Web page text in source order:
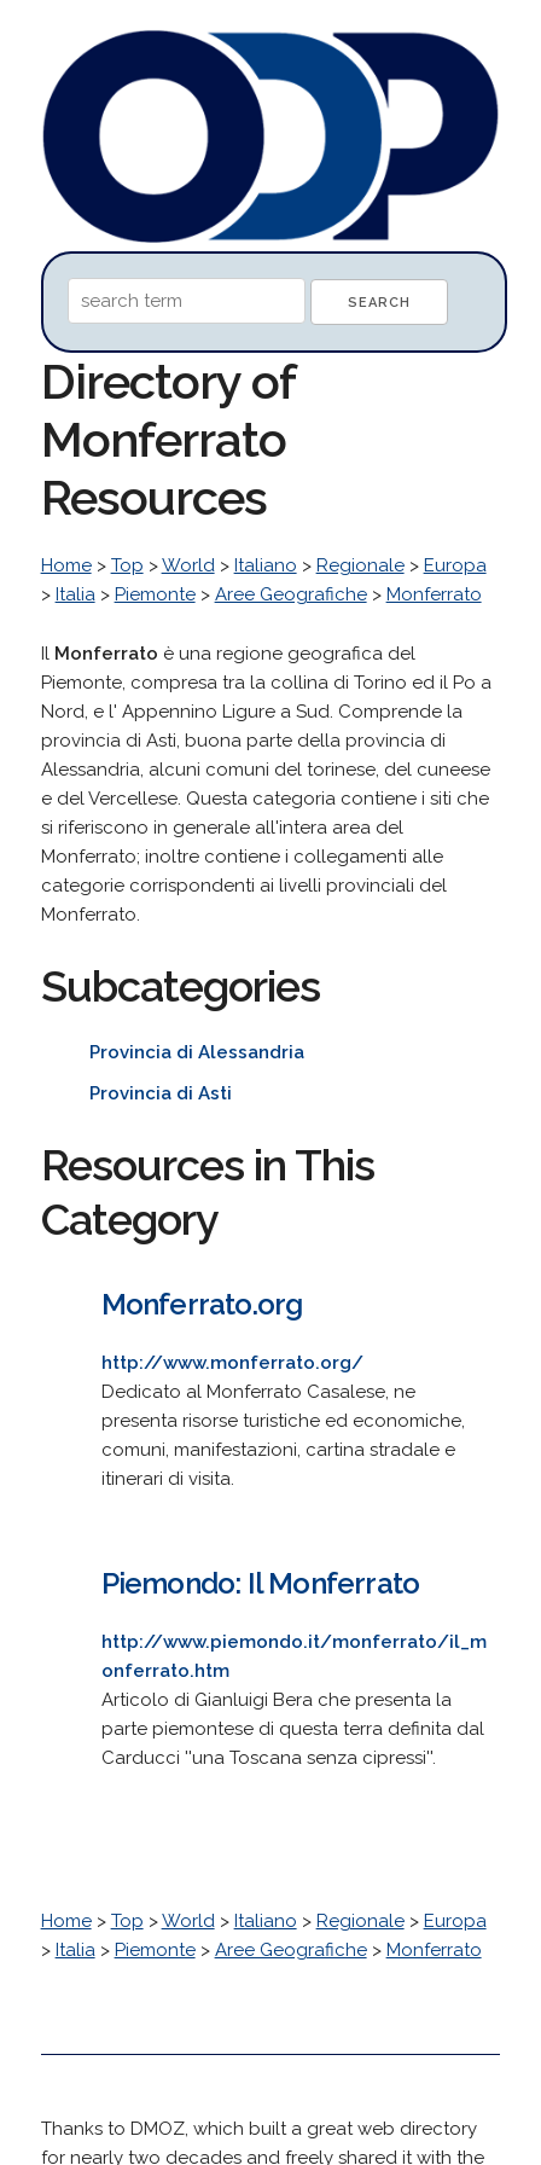
Directory of
Monferrato
Resources
Home> Top >World> Italiano > Regionale> Europa
> Italia> Piemonte> Aree Geografiche> Monferrato
Il Monferrato è una regione geografica del
Piemonte, compresa tra la collina di Torino ed il Po a
Nord, e l' Appennino Ligure a Sud. Comprende la
provincia di Asti, buona parte della provincia di
Alessandria, alcuni comuni del torinese, del cuneese
e del Vercellese. Questa categoria contiene i siti che
si riferiscono in generale all'intera area del
Monferrato; inoltre contiene i collegamenti alle
categorie corrispondenti ai livelli provinciali del
Monferrato.
Subcategories
Provincia di Alessandria
Provincia di Asti
Resources in This
Category
Monferrato.org
http://www.monferrato.org/
Dedicato al Monferrato Casalese, ne
presenta risorse turistiche ed economiche,
comuni, manifestazioni, cartina stradale e
itinerari di visita.
Piemondo: Il Monferrato
http://www.piemondo.it/monferrato/il_m
onferrato.htm
Articolo di Gianluigi Bera che presenta la
parte piemontese di questa terra definita dal
Carducci ''una Toscana senza cipressi''.
Home> Top >World> Italiano > Regionale> Europa
> Italia> Piemonte> Aree Geografiche> Monferrato
Thanks to DMOZ, which built a great web directory
for nearly two decades and freely shared it with the